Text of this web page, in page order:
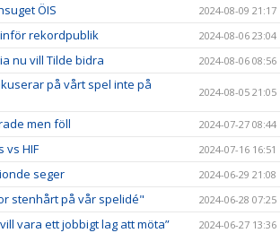
ÖIS 2024-08-09 21:17
rekordpublik 2024-08-06 23:04
nu vill Tilde bidra 2024-08-06 08:56
på vårt spel inte på
2024-08-05 21:05
men föll 2024-07-27 08:44
vs HIF 2024-07-16 16:51
seger 2024-06-29 21:08
stenhårt på vår spelidé" 2024-06-28 07:25
vara ett jobbigt lag att möta” 2024-06-27 13:36